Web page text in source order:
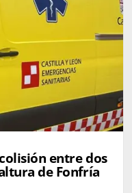
entre dos
de Fonfría